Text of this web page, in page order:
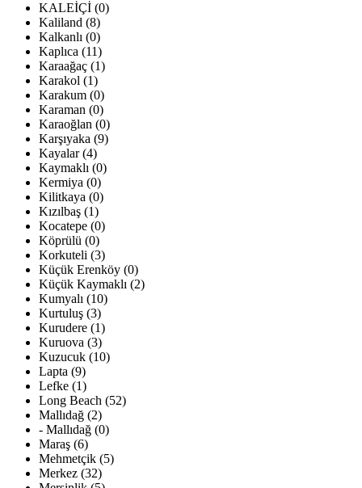
KALEİÇİ (0)
Kaliland (8)
Kalkanlı (0)
Kaplıca (11)
Karaağaç (1)
Karakol (1)
Karakum (0)
Karaman (0)
Karaoğlan (0)
Karşıyaka (9)
Kayalar (4)
Kaymaklı (0)
Kermiya (0)
Kilitkaya (0)
Kızılbaş (1)
Kocatepe (0)
Köprülü (0)
Korkuteli (3)
Küçük Erenköy (0)
Küçük Kaymaklı (2)
Kumyalı (10)
Kurtuluş (3)
Kurudere (1)
Kuruova (3)
Kuzucuk (10)
Lapta (9)
Lefke (1)
Long Beach (52)
Mallıdağ (2)
- Mallıdağ (0)
Maraş (6)
Mehmetçik (5)
Merkez (32)